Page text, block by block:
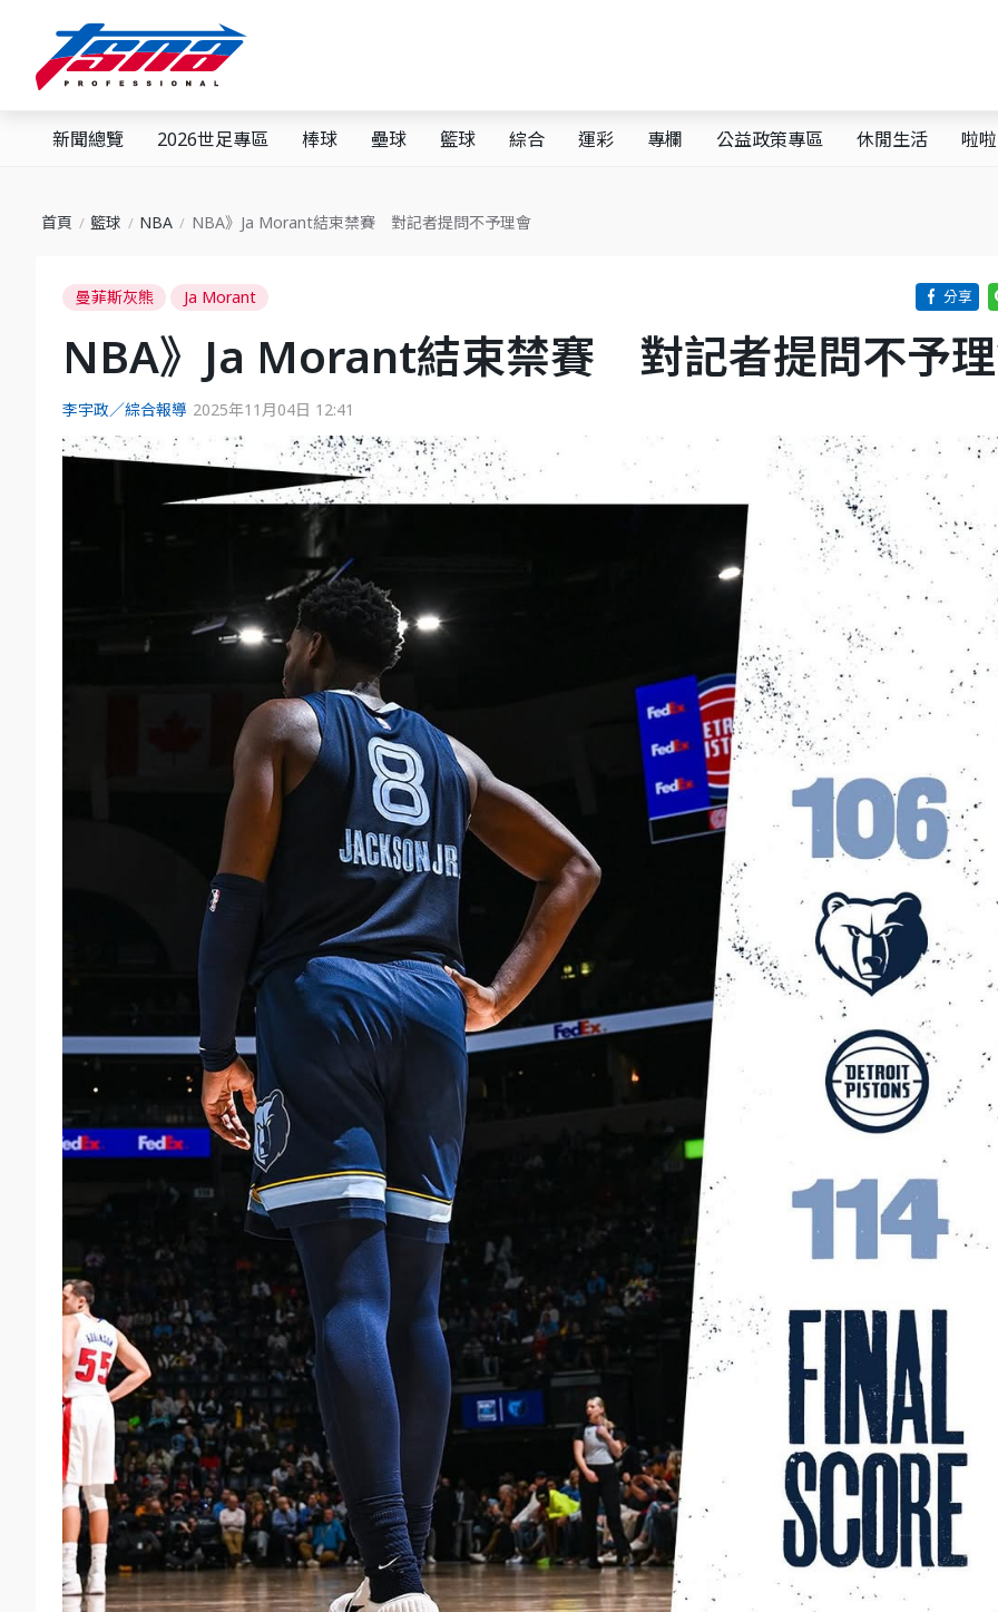
新聞總覽 2026世足專區 棒球 壘球 籃球 綜合 運彩 專欄 公益政策專區 休閒生活 啦
首頁 籃球 NBA NBA》Ja Morant結束禁賽 對記者提問不予理會
曼菲斯灰熊 Ja Morant
NBA》Ja Morant結束禁賽 對記者提問不予
李宇政／綜合報導 2025年11月04日 12:41